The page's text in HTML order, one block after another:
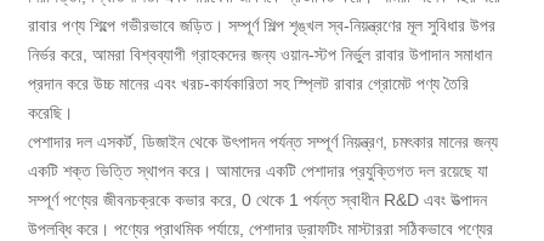
রাবার পণ্য শিল্পে গভীরভাবে জড়িত। সম্পূর্ণ শিল্প শৃঙ্খল স্ব-নিয়ন্ত্রণের মূল সুবিধার উপর
নির্ভর করে, আমরা বিশ্বব্যাপী গ্রাহকদের জন্য ওয়ান-স্টপ নির্ভুল রাবার উপাদান সমাধান
প্রদান করে উচ্চ মানের এবং খরচ-কার্যকারিতা সহ স্প্লিট রাবার গ্রোমেট পণ্য তৈরি
করেছি।
পেশাদার দল এসকর্ট, ডিজাইন থেকে উৎপাদন পর্যন্ত সম্পূর্ণ নিয়ন্ত্রণ, চমৎকার মানের জন্য
একটি শক্ত ভিত্তি স্থাপন করে। আমাদের একটি পেশাদার প্রযুক্তিগত দল রয়েছে যা
সম্পূর্ণ পণ্যের জীবনচক্রকে কভার করে, 0 থেকে 1 পর্যন্ত স্বাধীন R&D এবং উত্পাদন
উপলব্ধি করে। পণ্যের প্রাথমিক পর্যায়ে, পেশাদার ড্রাফটিং মাস্টাররা সঠিকভাবে পণ্যের